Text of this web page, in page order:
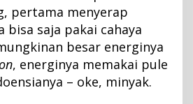
pertama menyerap
bisa saja pakai cahaya
besar energinya
, energinya memakai pule
– oke, minyak.